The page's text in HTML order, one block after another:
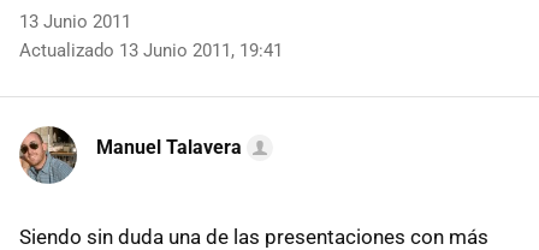
13 Junio 2011
Actualizado 13 Junio 2011, 19:41
Manuel Talavera
Siendo sin duda una de las presentaciones con más